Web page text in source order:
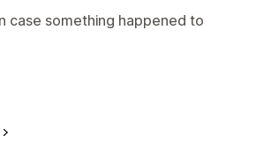
case something happened to